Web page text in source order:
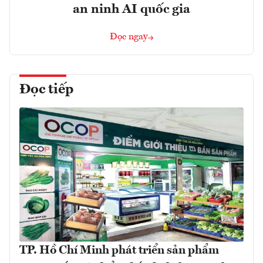
an ninh AI quốc gia
Đọc ngay
Đọc tiếp
TP. Hồ Chí Minh phát triển sản phẩm